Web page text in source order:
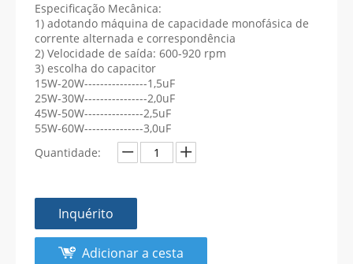
Especificação Mecânica:
1) adotando máquina de capacidade monofásica de
corrente alternada e correspondência
2) Velocidade de saída: 600-920 rpm
3) escolha do capacitor
15W-20W----------------1,5uF
25W-30W----------------2,0uF
45W-50W---------------2,5uF
55W-60W---------------3,0uF
Quantidade:
Inquérito
Adicionar a cesta